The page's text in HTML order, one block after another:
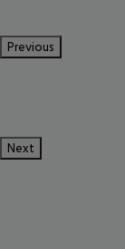
Previous
Next